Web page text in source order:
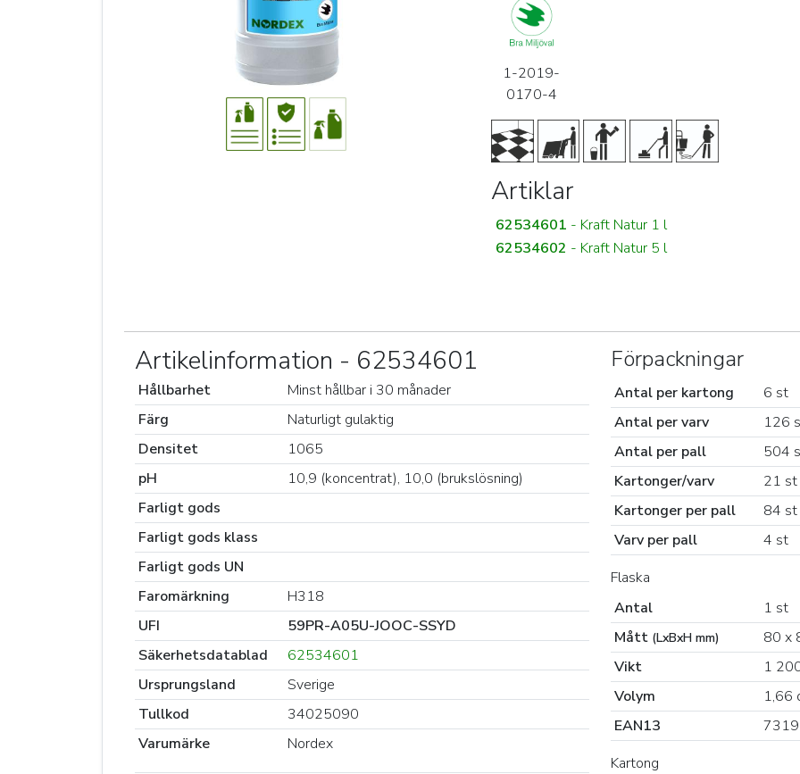
1-2019-
0170-4
Artiklar
62534601 - Kraft Natur 1 l
62534602 - Kraft Natur 5 l
Artikelinformation - 62534601
Hållbarhet
Minst hållbar i 30 månader
Färg
Naturligt gulaktig
Densitet
1065
pH
10,9 (koncentrat), 10,0 (brukslösning)
Farligt gods
Farligt gods klass
Farligt gods UN
Faromärkning
H318
UFI
59PR-A05U-JOOC-SSYD
Säkerhetsdatablad
62534601
Ursprungsland
Sverige
Tullkod
34025090
Varumärke
Nordex
Förpackningar
Antal per kartong
6 st
Antal per varv
126
Antal per pall
504
Kartonger/varv
21 st
Kartonger per pall
84 st
Varv per pall
4 st
Flaska
Antal
1 st
Mått (LxBxH mm)
80 x
Vikt
1
Volym
1,66
EAN13
Kartong